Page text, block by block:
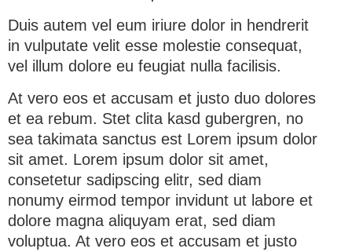
Duis autem vel eum iriure dolor in hendrerit
in vulputate velit esse molestie consequat,
vel illum dolore eu feugiat nulla facilisis.
At vero eos et accusam et justo duo dolores
et ea rebum. Stet clita kasd gubergren, no
sea takimata sanctus est Lorem ipsum dolor
sit amet. Lorem ipsum dolor sit amet,
consetetur sadipscing elitr, sed diam
nonumy eirmod tempor invidunt ut labore et
dolore magna aliquyam erat, sed diam
voluptua. At vero eos et accusam et justo